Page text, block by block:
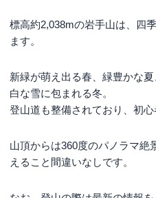
標高約2,038mの岩手山は、四
ます。
新緑が萌え出る春、緑豊かな
白な雪に包まれる冬。
登山道も整備されており、初
山頂からは360度のパノラマ絶
えること間違いなしです。